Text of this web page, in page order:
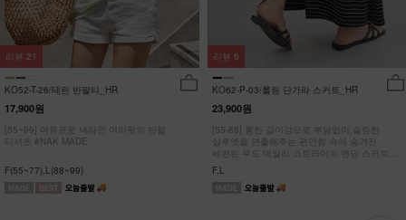
KO52-T-26/테린 반팔티_HR
17,900원
[55~99] 여유로운 넥라인 여리핏의 반팔
티셔츠 #NAK MADE.
F(55~77),L(88~99)
리뷰 21
KO62-P-03/롤링 단가라 스커트_HR
23,900원
[55-88] 롱한 길이감으로 부담없이,슬림한
실루엣을 연출해주는 편안함 속에 숨겨진
세련된 무드 데일리 스트라이프 밴딩 스커트
#NAK MADE.
F,L
리뷰 6